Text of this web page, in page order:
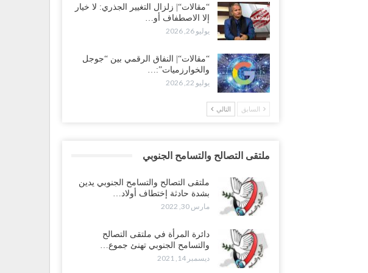
“مقالات“| زلزال التغيير الجذري: لا خيار
إلا الاصطفاف أو…
يوليو 26, 2026
“مقالات“| النفاق الرقمي بين “جوجل
والخوارزميات”:…
يوليو 22, 2026
السابق التالي
ملتقى التصالح والتسامح الجنوبي
ملتقى التصالح والتسامح الجنوبي يدين
بشدة حادثة إختطاف أولاد…
مارس 30, 2022
دائرة المرأة في ملتقى التصالح
والتسامح الجنوبي تهنئ جموع…
ديسمبر 14, 2021